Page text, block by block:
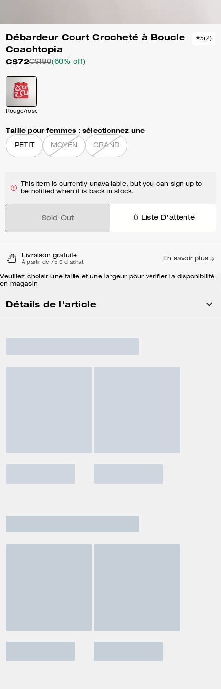
Débardeur Court Crocheté à Boucle
Coachtopia
C$72C$180(60% off)
5(2)
Rouge/rose
Taille pour femmes : sélectionnez une
PETIT MOYEN GRAND
This item is currently unavailable, but you can sign up to
be notified when it is back in stock.
Sold Out Liste D'attente
Livraison gratuite
À partir de 75 $ d'achat
En savoir plus
Veuillez choisir une taille et une largeur pour vérifier la disponibilité
en magasin
Détails de l'article